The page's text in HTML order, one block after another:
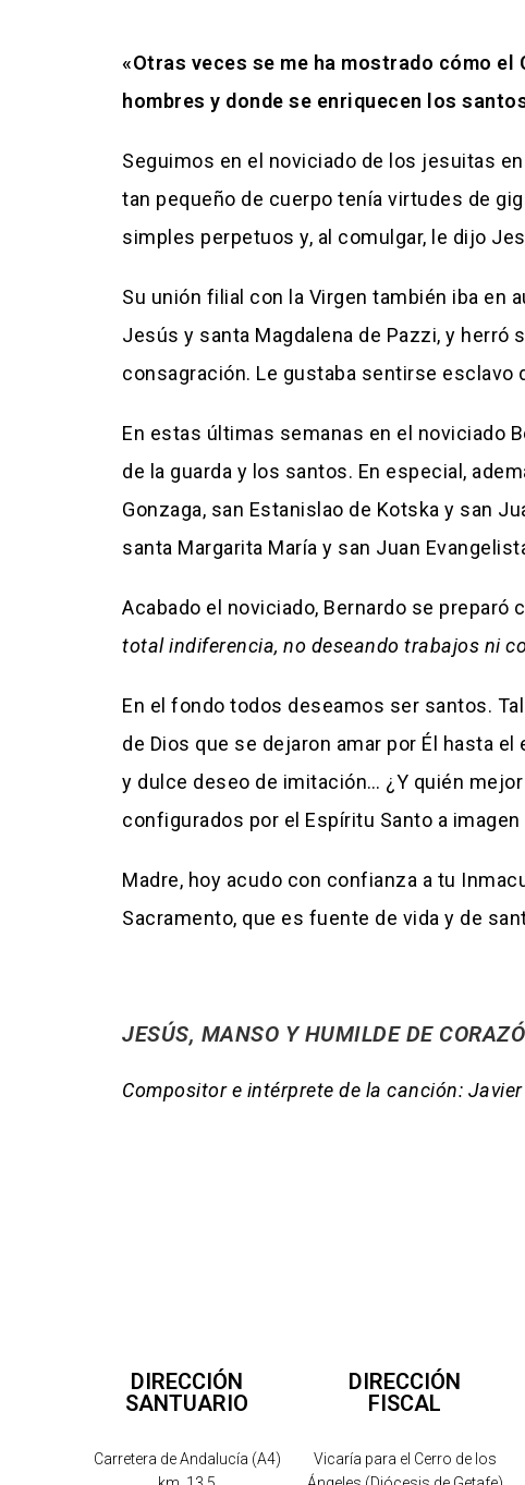
«Otras veces se me ha mostrado cómo
hombres y donde se enriquecen los
Seguimos en el noviciado de los jesuitas
tan pequeño de cuerpo tenía virtudes de
simples perpetuos y, al comulgar, le dijo
Su unión filial con la Virgen también iba en
Jesús y santa Magdalena de Pazzi, y
consagración. Le gustaba sentirse esclavo
En estas últimas semanas en el noviciado
de la guarda y los santos. En especial,
Gonzaga, san Estanislao de Kotska y san
santa Margarita María y san Juan
Acabado el noviciado, Bernardo se
total indiferencia, no deseando trabajos ni
En el fondo todos deseamos ser santos.
de Dios que se dejaron amar por Él hasta
y dulce deseo de imitación… ¿Y quién
configurados por el Espíritu Santo a
Madre, hoy acudo con confianza a tu
Sacramento, que es fuente de vida y de
JESÚS, MANSO Y HUMILDE DE
Compositor e intérprete de la canción: Javier
DIRECCIÓN
SANTUARIO
Carretera de Andalucía (A4)
DIRECCIÓN
FISCAL
Vicaría para el Cerro de los